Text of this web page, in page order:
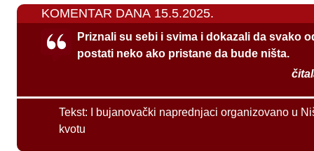
KOMENTAR DANA 15.5.2025.
Priznali su sebi i svima i dokazali da svako
postati neko ako pristane da bude ništa.
Tekst:
I bujanovački naprednjaci organizovano u
kvotu